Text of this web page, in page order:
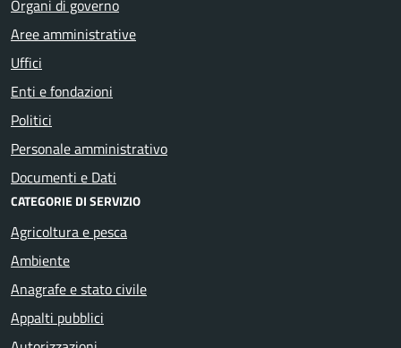
Organi di governo
Aree amministrative
Uffici
Enti e fondazioni
Politici
Personale amministrativo
Documenti e Dati
CATEGORIE DI SERVIZIO
Agricoltura e pesca
Ambiente
Anagrafe e stato civile
Appalti pubblici